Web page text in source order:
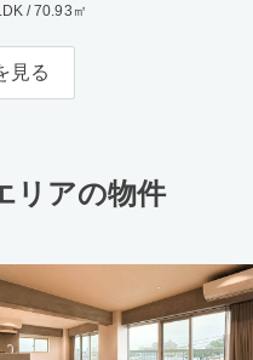
/ 70.93㎡
見る
リアの物件